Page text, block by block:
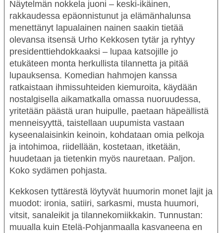
Näytelmän nokkela juoni – keski-ikäinen,
rakkaudessa epäonnistunut ja elämänhalunsa
menettänyt lapualainen nainen saakin tietää
olevansa itsensä Urho Kekkosen tytär ja ryhtyy
presidenttiehdokkaaksi – lupaa katsojille jo
etukäteen monta herkullista tilannetta ja pitää
lupauksensa. Komedian hahmojen kanssa
ratkaistaan ihmissuhteiden kiemuroita, käydään
nostalgisella aikamatkalla omassa nuoruudessa,
yritetään päästä uran huipulle, paetaan häpeällistä
menneisyyttä, taistellaan uupumista vastaan
kyseenalaisinkin keinoin, kohdataan omia pelkoja
ja intohimoa, riidellään, kostetaan, itketään,
huudetaan ja tietenkin myös nauretaan. Paljon.
Koko sydämen pohjasta.
Kekkosen tyttärestä löytyvät huumorin monet lajit ja
muodot: ironia, satiiri, sarkasmi, musta huumori,
vitsit, sanaleikit ja tilannekomiikkakin. Tunnustan:
muualla kuin Etelä-Pohjanmaalla kasvaneena en